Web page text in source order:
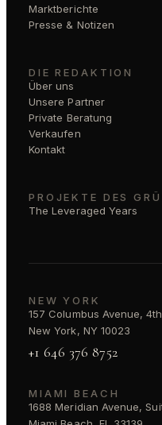
Marktberichte
Presse & Notizen
DIE REDAKTION
Über uns
Unsere Partner
Private Beratung
Verkaufen
Kontakt
PROJEKTE DES
The Leveraged Years
NEW YORK
157 Columbus Avenue,
New York, NY 10023
+1 646 376 8752
MIAMI BEACH
1688 Meridian Avenue,